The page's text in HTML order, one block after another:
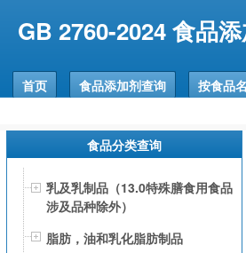
GB 2760-2024 食品
首页 食品添加剂查询 按食品
食品分类查询
乳及乳制品（13.0特殊膳食用食品
涉及品种除外）
脂肪，油和乳化脂肪制品